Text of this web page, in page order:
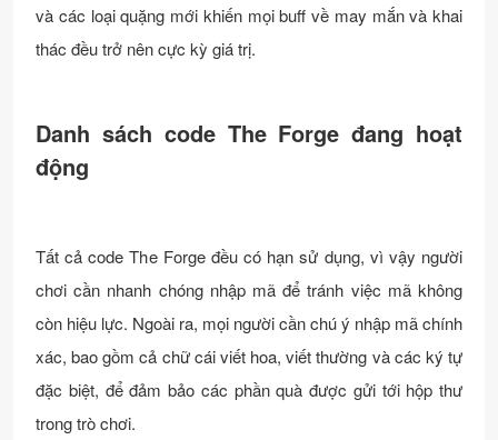
và các loại quặng mới khiến mọi buff về may mắn và khai
thác đều trở nên cực kỳ giá trị.
Danh sách code The Forge đang hoạt
động
Tất cả code The Forge đều có hạn sử dụng, vì vậy người
chơi cần nhanh chóng nhập mã để tránh việc mã không
còn hiệu lực. Ngoài ra, mọi người cần chú ý nhập mã chính
xác, bao gồm cả chữ cái viết hoa, viết thường và các ký tự
đặc biệt, để đảm bảo các phần quà được gửi tới hộp thư
trong trò chơi.